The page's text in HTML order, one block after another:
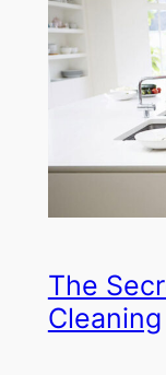
The
Cleaning